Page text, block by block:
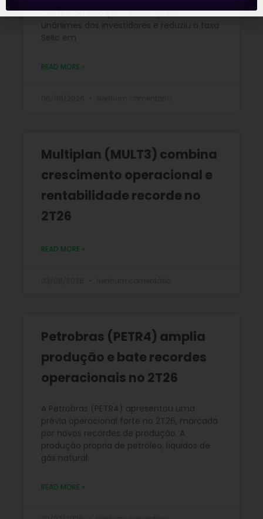
confirmou as expectativas quase
unânimes dos investidores e reduziu a taxa
Selic em
READ MORE »
Multiplan (MULT3) combina
crescimento operacional e
rentabilidade recorde no
2T26
READ MORE »
Petrobras (PETR4) amplia
produção e bate recordes
operacionais no 2T26
A Petrobras (PETR4) apresentou uma
prévia operacional forte no 2T26, marcada
por novos recordes de produção. A
produção própria de petróleo, líquidos de
gás natural
READ MORE »